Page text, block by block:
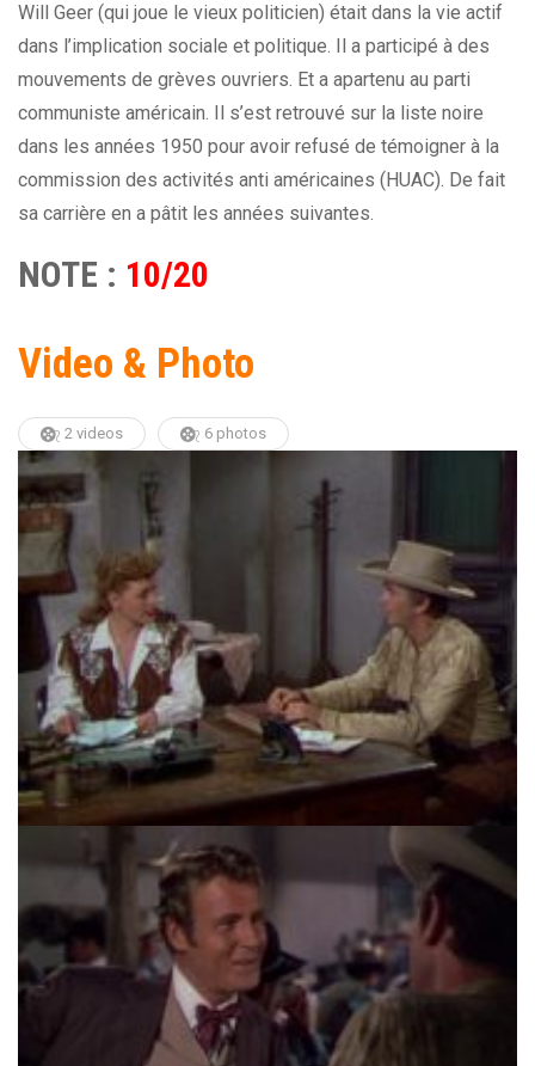
Will Geer (qui joue le vieux politicien) était dans la vie actif
dans l’implication sociale et politique. Il a participé à des
mouvements de grèves ouvriers. Et a apartenu au parti
communiste américain. Il s’est retrouvé sur la liste noire
dans les années 1950 pour avoir refusé de témoigner à la
commission des activités anti américaines (HUAC). De fait
sa carrière en a pâtit les années suivantes.
NOTE : 10/20
Video & Photo
2 videos 6 photos